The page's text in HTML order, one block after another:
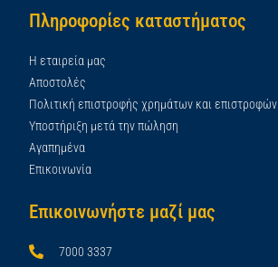
Πληροφορίες καταστήματος
Η εταιρεία μας
Αποστολές
Πολιτική επιστροφής χρημάτων και επιστροφών
Υποστήριξη μετά την πώληση
Αγαπημένα
Επικοινωνία
Επικοινωνήστε μαζί μας
7000 3337